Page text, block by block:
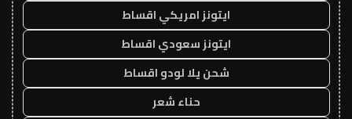
ايتونز امريكي اقساط
ايتونز سعودي اقساط
شحن يلا لودو اقساط
حناء شعر